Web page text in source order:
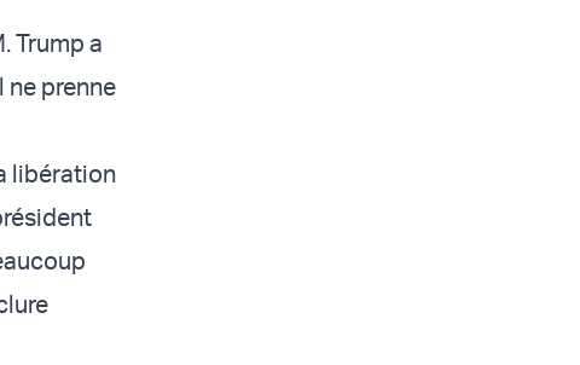
Trump a
ne prenne
libération